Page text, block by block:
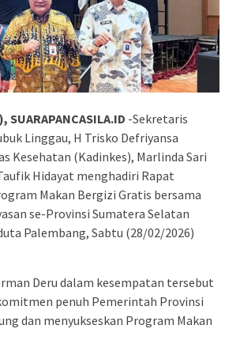
SUARAPANCASILA.ID -Sekretaris
Linggau, H Trisko Defriyansa
Kesehatan (Kadinkes), Marlinda Sari
Hidayat menghadiri Rapat
Makan Bergizi Gratis bersama
se-Provinsi Sumatera Selatan
Palembang, Sabtu (28/02/2026)
Deru dalam kesempatan tersebut
penuh Pemerintah Provinsi
dan menyukseskan Program Makan